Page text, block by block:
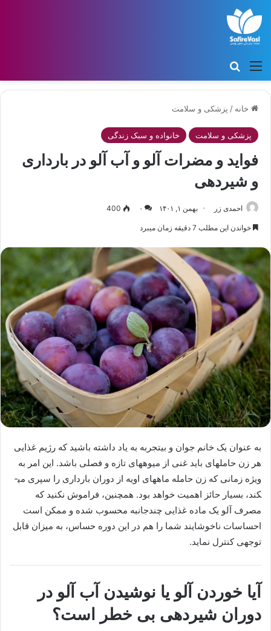
منو
خانه / پزشکی و سلامت
پزشکی و سلامت خانواده و سبک زندگی
فواید و مضرات آلو و آب آلو در بارداری
و شیردهی
احمدی زر بهمن ۱, ۱۴۰۱ ۰ 400
خواندن این مطلب 7 دقیقه زمان میبرد
به عنوان یک خانم جوان و بی­تجربه به یاد داشته باشید که رژیم غذایی
هر زن حامله­ای باید غنی از میوه­های تازه و فصلی باشد. این امر به
ویژه زمانی که زن حامله ماه­های اویه از دوران بارداری را سپری می­
کند، بسیار حائز اهمیت خواهد بود. همچنین، فراموش نکنید که
مصرف آلو یک ماده غذایی چندجانبه محسوب شده و ممکن است
احساسات ناخوشایند شما را هم در این دوره حساس، به میزان قابل
توجهی کنترل نماید.
آیا خوردن آلو یا نوشیدن آب آلو در
دوران شیردهی بی خطر است؟